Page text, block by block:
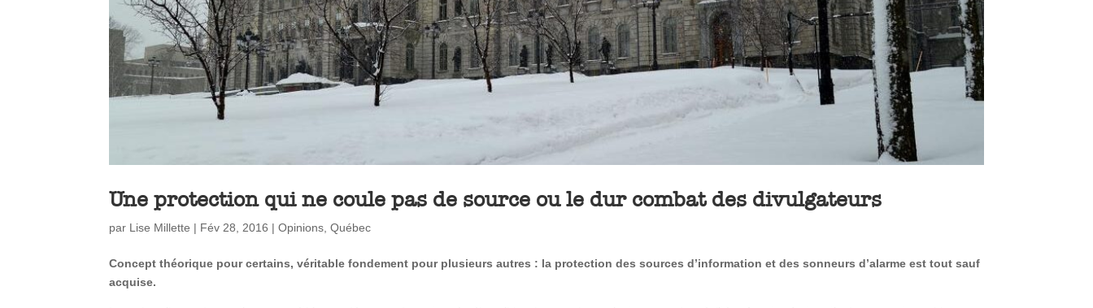
Une protection qui ne coule pas de source ou le dur combat des divulgateurs
par Lise Millette | Fév 28, 2016 |Opinions ,Québec
Concept théorique pour certains, véritable fondement pour plusieurs autres : la protection des sources d’information et des sonneurs d’alarme est tout sauf
acquise.